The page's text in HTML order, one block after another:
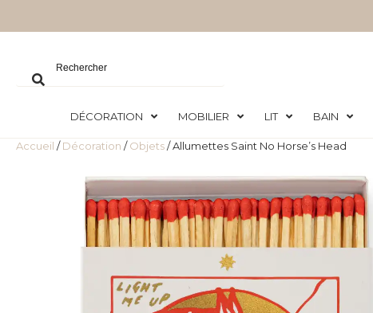
DÉCORATION MOBILIER LIT BAIN
Accueil /Décoration /Objets/ Allumettes Saint No Horse’s Head